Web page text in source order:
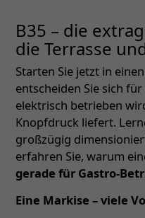
B35 – die
die Terrasse
Starten Sie jetzt in
entscheiden Sie sich
elektrisch betrieben
Knopfdruck liefert.
großzügig
erfahren Sie, warum
gerade für Gastro-
Eine Markise – viele